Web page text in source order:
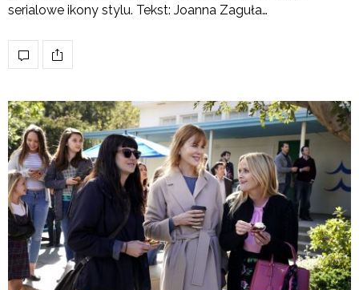
serialowe ikony stylu. Tekst: Joanna Zaguła…